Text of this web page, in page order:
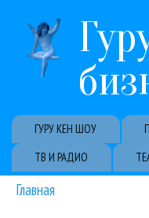
Primary links
ГУРУ КЕН ШОУ
ТВ И РАДИО
Вы здесь
Главная